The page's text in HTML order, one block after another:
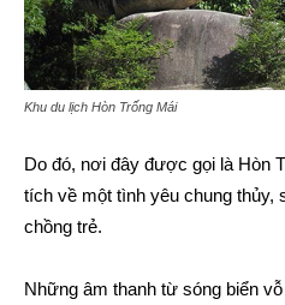
Khu du lịch Hòn Trống Mái
Do đó, nơi đây được gọi là Hòn
tích về một tình yêu chung thủy,
chồng trẻ.
Những âm thanh từ sóng biển